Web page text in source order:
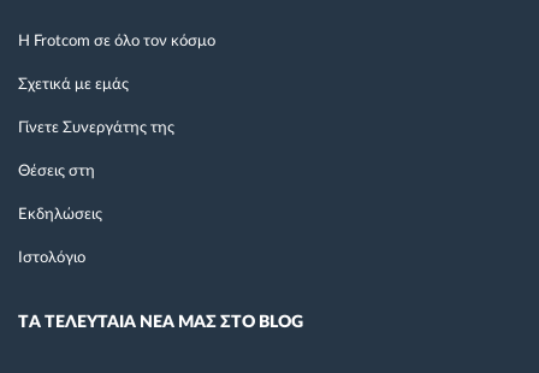
Η Frotcom σε όλο τον κόσμο
Σχετικά με εμάς
Γίνετε Συνεργάτης της
Θέσεις στη
Εκδηλώσεις
Ιστολόγιο
TΑ ΤΕΛΕΥΤΑΙΑ ΝΕΑ ΜΑΣ ΣΤΟ BLOG